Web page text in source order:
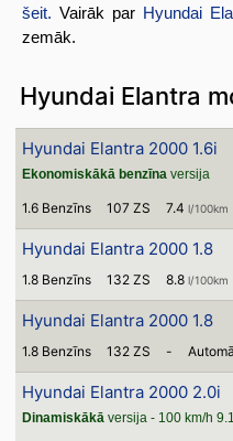
šeit. Vairāk par Hyundai
zemāk.
Hyundai Elantra
Hyundai Elantra 2000 1.6i
Ekonomiskākā benzīna versija
1.6 Benzīns 107 ZS 7.4l/100km
Hyundai Elantra 2000 1.8
1.8 Benzīns 132 ZS 8.8l/100km
Hyundai Elantra 2000 1.8
1.8 Benzīns 132 ZS -
Hyundai Elantra 2000 2.0i
Dinamiskākā versija - 100 km/h